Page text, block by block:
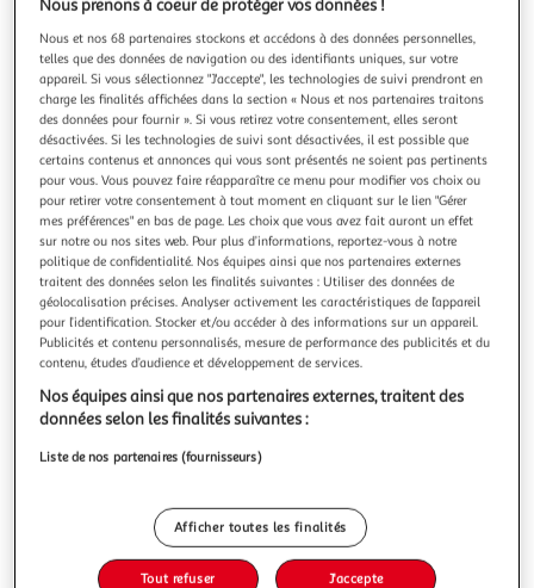
Illustration
précédente
Illustration
suivante
HOME DECO KIDS
Guirlande 24 pompons boule garçon 2m multicolore
Informations Techniques : Dimensions : L. 200 cm Matière :
Polyester Spécificités : Pratique & Utile Guirlande 24
Pompons Pour Enfant Forme Boule Facile d'entretien
Couleur : Multicolore
En savoir +
Vendu par Paris Prix
Livr. ou retrait dès 3/4 jours
A partir de 7,99€
Plus d'options
dont 0,08€ d'éco part. mobilier.
Nous prenons à coeur de protéger vos données !
Nous et nos 68 partenaires stockons et accédons à des données personnelles,
telles que des données de navigation ou des identifiants uniques, sur votre
appareil. Si vous sélectionnez "J'accepte", les technologies de suivi prendront en
charge les finalités affichées dans la section « Nous et nos partenaires traitons
des données pour fournir ». Si vous retirez votre consentement, elles seront
désactivées. Si les technologies de suivi sont désactivées, il est possible que
certains contenus et annonces qui vous sont présentés ne soient pas pertinents
pour vous. Vous pouvez faire réapparaître ce menu pour modifier vos choix ou
pour retirer votre consentement à tout moment en cliquant sur le lien "Gérer
mes préférences" en bas de page. Les choix que vous avez fait auront un effet
sur notre ou nos sites web. Pour plus d’informations, reportez-vous à notre
politique de confidentialité. Nos équipes ainsi que nos partenaires externes
traitent des données selon les finalités suivantes : Utiliser des données de
géolocalisation précises. Analyser activement les caractéristiques de l’appareil
pour l’identification. Stocker et/ou accéder à des informations sur un appareil.
Publicités et contenu personnalisés, mesure de performance des publicités et du
contenu, études d’audience et développement de services.
Nos équipes ainsi que nos partenaires externes, traitent des
données selon les finalités suivantes :
Liste de nos partenaires (fournisseurs)
Afficher toutes les finalités
Tout refuser J'accepte